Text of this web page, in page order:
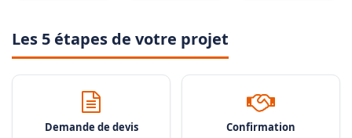
Les 5 étapes de votre projet
Demande de devis Confirmation